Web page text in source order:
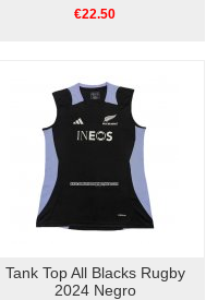
€22.50
Tank Top All Blacks Rugby
2024 Negro